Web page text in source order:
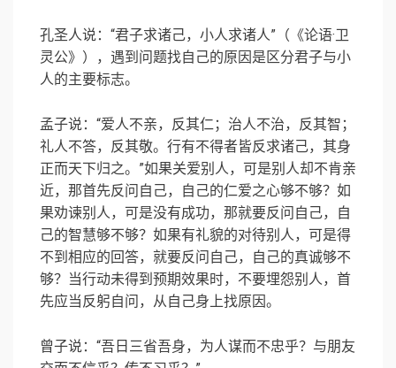
孔圣人说：“君子求诸己，小人求诸人”（《论语·卫
灵公》），遇到问题找自己的原因是区分君子与小
人的主要标志。
孟子说：“爱人不亲，反其仁；治人不治，反其智；
礼人不答，反其敬。行有不得者皆反求诸己，其身
正而天下归之。”如果关爱别人，可是别人却不肯亲
近，那首先反问自己，自己的仁爱之心够不够？如
果劝谏别人，可是没有成功，那就要反问自己，自
己的智慧够不够？如果有礼貌的对待别人，可是得
不到相应的回答，就要反问自己，自己的真诚够不
够？当行动未得到预期效果时，不要埋怨别人，首
先应当反躬自问，从自己身上找原因。
曾子说：“吾日三省吾身，为人谋而不忠乎？与朋友